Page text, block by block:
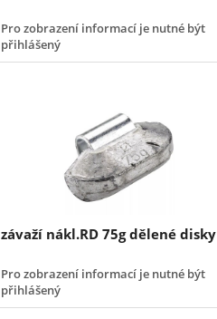
Pro zobrazení informací je nutné být
přihlášený
závaží nákl.RD 75g dělené disky
Pro zobrazení informací je nutné být
přihlášený